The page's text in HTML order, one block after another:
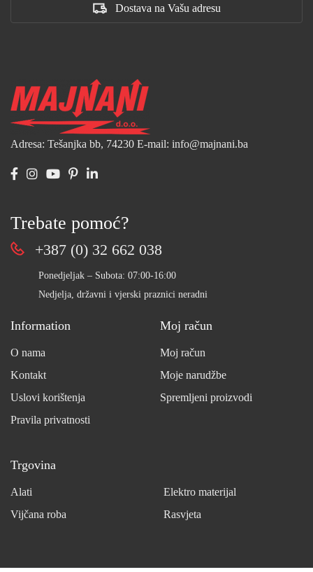
Dostava na Vašu adresu
Adresa: Tešanjka bb, 74230 E-mail: info@majnani.ba
Trebate pomoć?
+387 (0) 32 662 038
Ponedjeljak – Subota: 07:00-16:00
Nedjelja, državni i vjerski praznici neradni
Information
O nama
Kontakt
Uslovi korištenja
Pravila privatnosti
Moj račun
Moj račun
Moje narudžbe
Spremljeni proizvodi
Trgovina
Alati
Elektro materijal
Vijčana roba
Rasvjeta